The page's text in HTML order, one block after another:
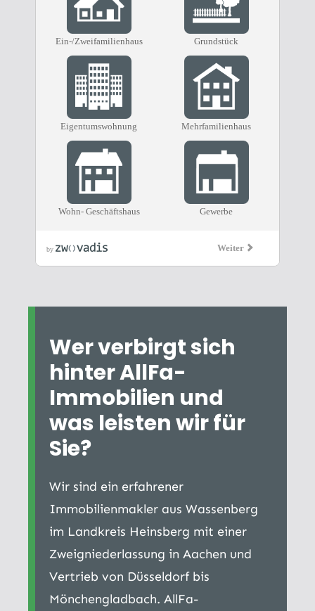
Wer verbirgt sich
hinter AllFa-
Immobilien und
was leisten wir für
Sie?
Wir sind ein erfahrener
Immobilienmakler aus Wassenberg
im Landkreis Heinsberg mit einer
Zweigniederlassung in Aachen und
Vertrieb von Düsseldorf bis
Mönchengladbach. AllFa-